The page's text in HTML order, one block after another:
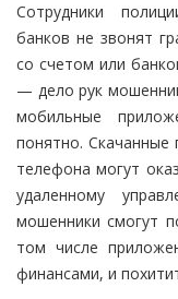
Сотрудники
банков не звонят
со счетом или
— дело рук
мобильные
понятно. Скачанные
телефона могут
удаленному
мошенники смогут
том числе
финансами, и